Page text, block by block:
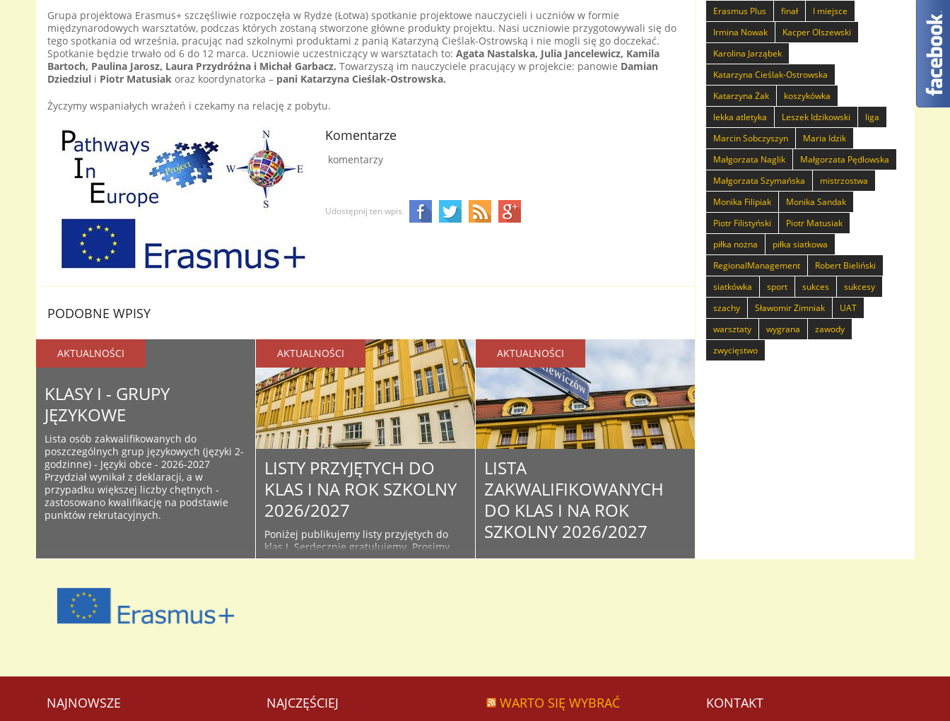
Grupa projektowa Erasmus+ szczęśliwie rozpoczęła w Rydze (Łotwa) spotkanie projektowe nauczycieli i uczniów w formie
międzynarodowych warsztatów, podczas których zostaną stworzone główne produkty projektu. Nasi uczniowie przygotowywali się do
tego spotkania od września, pracując nad szkolnymi produktami z panią Katarzyną Cieślak-Ostrowską i nie mogli się go doczekać.
Spotkanie będzie trwało od 6 do 12 marca. Uczniowie uczestniczący w warsztatach to: Agata Nastalska, Julia Jancelewicz, Kamila
Bartoch, Paulina Jarosz, Laura Przydróżna i Michał Garbacz. Towarzyszą im nauczyciele pracujący w projekcie: panowie Damian
Dziedziuli Piotr Matusiakoraz koordynatorka – pani Katarzyna Cieślak-Ostrowska.
Życzymy wspaniałych wrażeń i czekamy na relację z pobytu.
Komentarze
komentarzy
Udostępnij ten wpis
PODOBNE WPISY
AKTUALNOŚCI
KLASY I - GRUPY
JĘZYKOWE
Lista osób zakwalifikowanych do
poszczególnych grup językowych (języki 2-
godzinne) - Języki obce - 2026-2027
Przydział wynikał z deklaracji, a w
przypadku większej liczby chętnych -
zastosowano kwalifikację na podstawie
punktów rekrutacyjnych.
AKTUALNOŚCI
LISTY PRZYJĘTYCH DO
KLAS I NA ROK SZKOLNY
2026/2027
Poniżej publikujemy listy przyjętych do
klas I. Serdecznie gratulujemy. Prosimy
śledzić bieżące informacje na stronie i
AKTUALNOŚCI
LISTA
ZAKWALIFIKOWANYCH
DO KLAS I NA ROK
SZKOLNY 2026/2027
Poniżej publikujemy listy
Erasmus Plus
finał
I miejsce
Irmina Nowak
Kacper Olszewski
Karolina Jarząbek
Katarzyna Cieślak-Ostrowska
Katarzyna Żak
koszykówka
lekka atletyka
Leszek Idzikowski
liga
Marcin Sobczyszyn
Maria Idzik
Małgorzata Naglik
Małgorzata Pędlowska
Małgorzata Szymańska
mistrzostwa
Monika Filipiak
Monika Sandak
Piotr Filistyński
Piotr Matusiak
piłka nożna
piłka siatkowa
RegionalManagement
Robert Bieliński
siatkówka
sport sukces
sukcesy
szachy
Sławomir Zimniak
UAT
warsztaty
wygrana
zawody
zwycięstwo
NAJNOWSZE NAJCZĘŚCIEJ WARTO SIĘ WYBRAĆ KONTAKT